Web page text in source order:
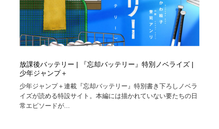
放課後バッテリー | 『忘却バッテリー』特別ノベライズ |
少年ジャンプ＋
少年ジャンプ＋連載『忘却バッテリー』特別書き下ろしノベラ
イズが読める特設サイト。本編には描かれていない要たちの日
常エピソードが...